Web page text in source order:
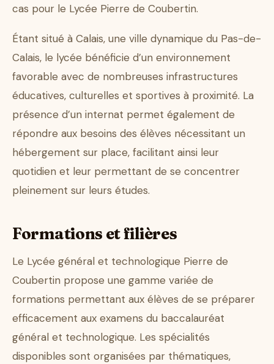
cas pour le Lycée Pierre de Coubertin.
Étant situé à Calais, une ville dynamique du Pas-de-
Calais, le lycée bénéficie d’un environnement
favorable avec de nombreuses infrastructures
éducatives, culturelles et sportives à proximité. La
présence d’un internat permet également de
répondre aux besoins des élèves nécessitant un
hébergement sur place, facilitant ainsi leur
quotidien et leur permettant de se concentrer
pleinement sur leurs études.
Formations et filières
Le Lycée général et technologique Pierre de
Coubertin propose une gamme variée de
formations permettant aux élèves de se préparer
efficacement aux examens du baccalauréat
général et technologique. Les spécialités
disponibles sont organisées par thématiques,